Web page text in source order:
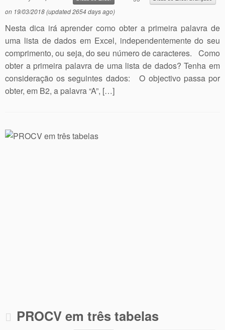
on 19/03/2018(updated 2654 days ago)
Nesta dica irá aprender como obter a primeira palavra de
uma lista de dados em Excel, independentemente do seu
comprimento, ou seja, do seu número de caracteres. Como
obter a primeira palavra de uma lista de dados? Tenha em
consideração os seguintes dados: O objectivo passa por
obter, em B2, a palavra “A”, […]
PROCV em três tabelas